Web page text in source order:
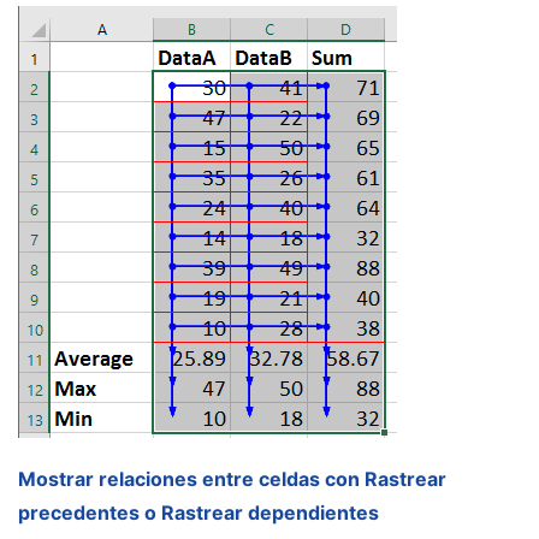
Mostrar relaciones entre celdas con Rastrear
precedentes o Rastrear dependientes